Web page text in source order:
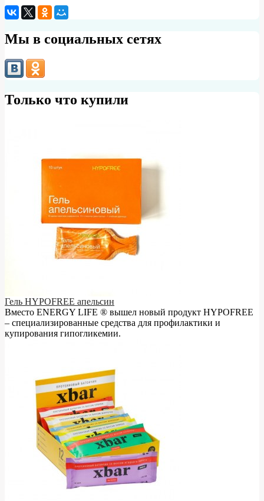
Мы в социальных сетях
Только что купили
Гель HYPOFREE апельсин
Вместо ENERGY LIFE ® вышел новый продукт HYPOFREE
– cпециализированные средства для профилактики и
купирования гипогликемии.